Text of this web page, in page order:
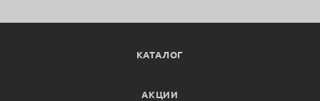
КАТАЛОГ
АКЦИИ